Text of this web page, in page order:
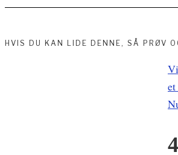
HVIS DU KAN LIDE DENNE, SÅ PRØV
Indlægsnavigation
4